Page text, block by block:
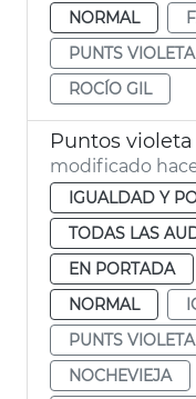
NORMAL
PUNTS VIOLETA
ROCÍO GIL
Puntos
modificado
IGUALDAD Y
TODAS LAS
EN PORTADA
NORMAL
PUNTS VIOLETA
NOCHEVIEJA